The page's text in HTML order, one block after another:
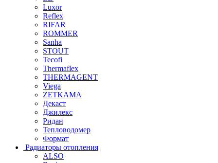
Luxor
Reflex
RIFAR
ROMMER
Sanha
STOUT
Tecofi
Thermaflex
THERMAGENT
Viega
ZETKAMA
Декаст
Джилекс
Ридан
Тепловодомер
Формат
Радиаторы отопления
ALSO